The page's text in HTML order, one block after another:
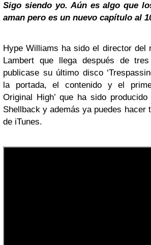
Sigo siendo yo. Aún es algo que
aman pero es un nuevo capítulo al
Hype Williams ha sido el director del
Lambert que llega después de
publicase su último disco
la portada, el contenido y el
Original High’ que ha sido
Shellback y además ya puedes hacer
de iTunes.